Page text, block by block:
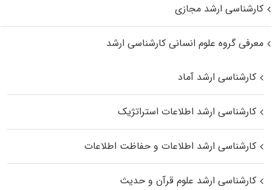
کارشناسی ارشد مجازی
معرفی گروه علوم انسانی کارشناسی ارشد
کارشناسی ارشد آماد
کارشناسی ارشد اطلاعات استراتژیک
کارشناسی ارشد اطلاعات و حفاظت اطلاعات
کارشناسی ارشد علوم قرآن و حدیث